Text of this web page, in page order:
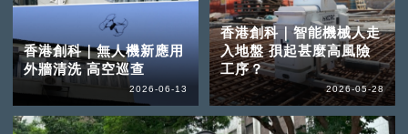
香港創科｜無人機新應用
外牆清洗 高空巡查
2026-06-13
香港創科｜智能機械人走
入地盤 孭起甚麼高風險
工序？
2026-05-28